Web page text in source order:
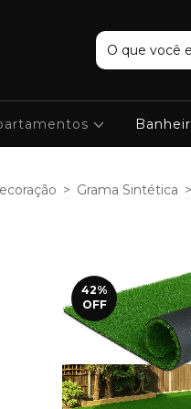
> Grama Sintética >
42%
OFF